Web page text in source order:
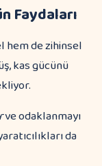
Faydaları
hem de zihinsel
kas gücünü
ve odaklanmayı
da